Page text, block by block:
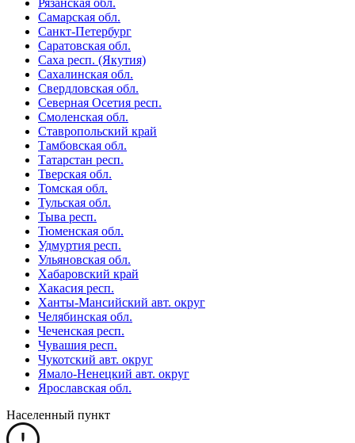
Самарская обл.
Санкт-Петербург
Саратовская обл.
Саха респ. (Якутия)
Сахалинская обл.
Свердловская обл.
Северная Осетия респ.
Смоленская обл.
Ставропольский край
Тамбовская обл.
Татарстан респ.
Тверская обл.
Томская обл.
Тульская обл.
Тыва респ.
Тюменская обл.
Удмуртия респ.
Ульяновская обл.
Хабаровский край
Хакасия респ.
Ханты-Мансийский авт. округ
Челябинская обл.
Чеченская респ.
Чувашия респ.
Чукотский авт. округ
Ямало-Ненецкий авт. округ
Ярославская обл.
Населенный пункт